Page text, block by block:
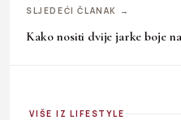
SLJEDEĆI ČLANAK →
Kako nositi dvije jarke boje
VIŠE IZ LIFESTYLE